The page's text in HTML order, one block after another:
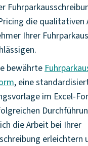
die qualitativen
Ihrer
bewährte
, eine
im Excel-
die Arbeit bei Ihrer
erleichtern